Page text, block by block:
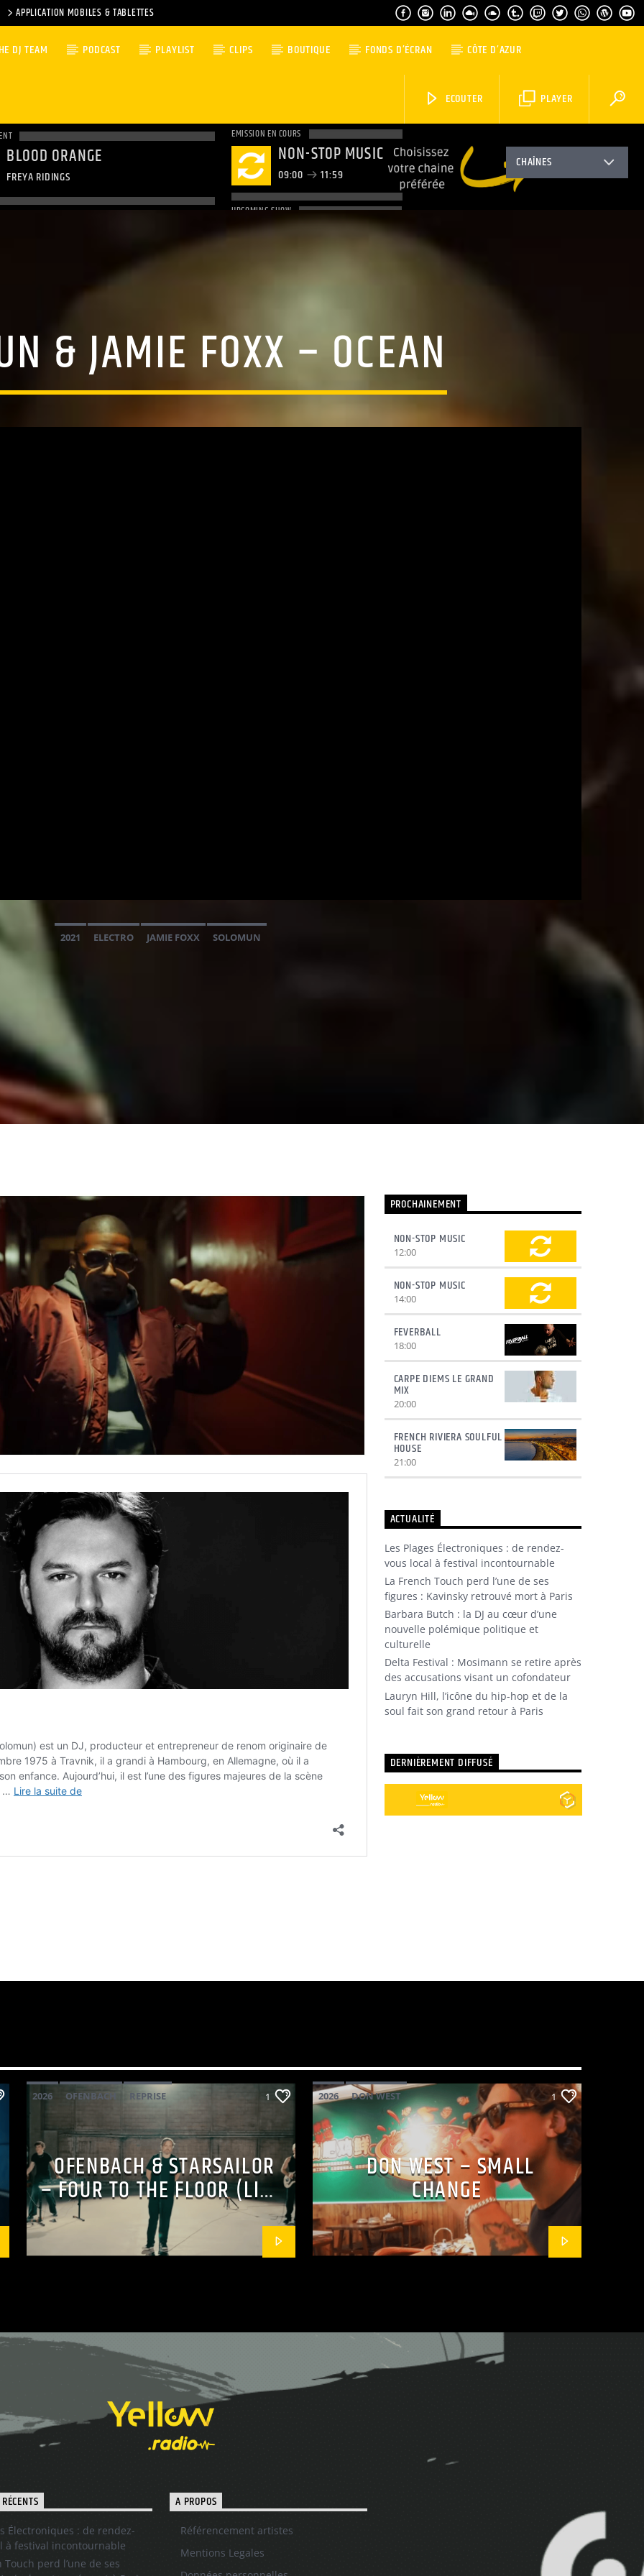
APPLICATION MOBILES & TABLETTES
DJ TEAM PODCAST PLAYLIST CLIPS BOUTIQUE FONDS D’ÉCRAN CÔTE D’AZUR
PLAYER
ECOUTER
BLOOD ORANGE
FREYA RIDINGS
EMISSION EN COURS
NON-STOP MUSIC
09:00 11:59
UPCOMING SHOW
NON-STOP MUSIC
CHAÎNES
& JAMIE FOXX – OCEAN
2021 ELECTRO JAMIE FOXX SOLOMUN
PROCHAINEMENT
NON-STOP MUSIC
12:00
NON-STOP MUSIC
14:00
FEVERBALL
18:00
CARPE DIEMS LE GRAND
MIX
20:00
FRENCH RIVIERA SOULFUL
HOUSE
21:00
ACTUALITÉ
Les Plages Électroniques : de rendez-
vous local à festival incontournable
La French Touch perd l’une de ses
figures : Kavinsky retrouvé mort à Paris
Barbara Butch : la DJ au cœur d’une
nouvelle polémique politique et
culturelle
Delta Festival : Mosimann se retire après
des accusations visant un cofondateur
Lauryn Hill, l’icône du hip-hop et de la
soul fait son grand retour à Paris
DERNIÈREMENT DIFFUSÉ
2026 OFENBACH
REPRISE
1
OFENBACH & STARSAILOR
– FOUR TO THE FLOOR (LIVE
SESSION)
2026
DON WEST
MAINSQUARE FESTIVAL 2026
POP
1
DON WEST – SMALL
CHANGE
Électroniques : de rendez-
à festival incontournable
Touch perd l’une de ses
A PROPOS
Référencement artistes
Mentions Legales